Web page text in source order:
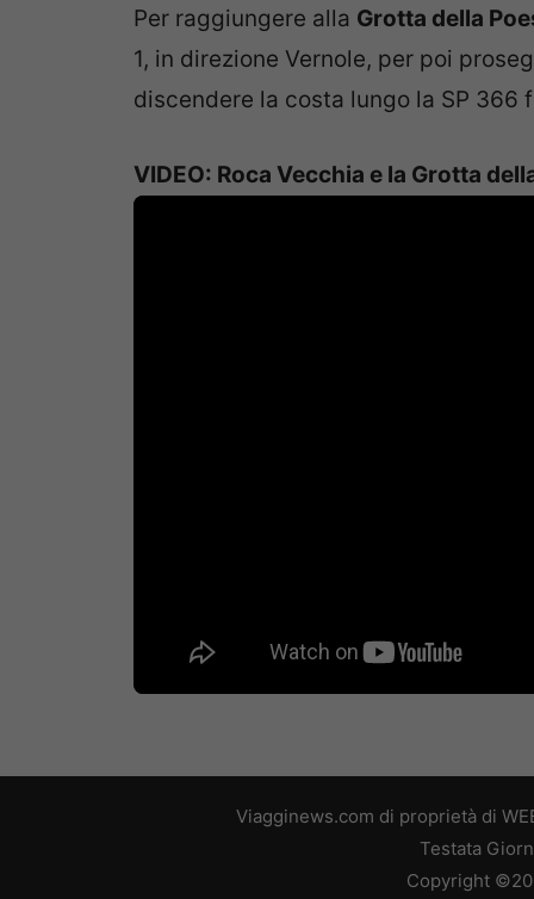
Per raggiungere alla Grotta della
1, in direzione Vernole, per poi
discendere la costa lungo la SP 366
VIDEO: Roca Vecchia e la Grotta
Viagginews.com di proprietà di
Testata
Copyright